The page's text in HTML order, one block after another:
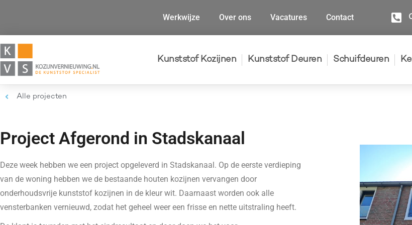
Werkwijze Over ons Vacatures Contact
Kunststof Kozijnen Kunststof Deuren Schuifdeuren
Alle projecten
Project Afgerond in Stadskanaal
Deze week hebben we een project opgeleverd in Stadskanaal. Op de eerste verdieping
van de woning hebben we de bestaande houten kozijnen vervangen door
onderhoudsvrije kunststof kozijnen in de kleur wit. Daarnaast worden ook alle
vensterbanken vernieuwd, zodat het geheel weer een frisse en nette uitstraling heeft.